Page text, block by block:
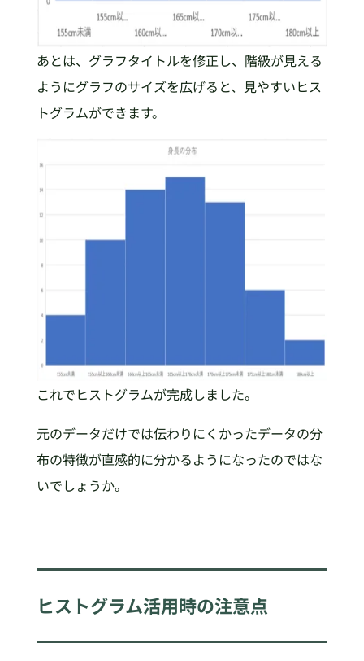
あとは、グラフタイトルを修正し、階級が見える
ようにグラフのサイズを広げると、見やすいヒス
トグラムができます。
これでヒストグラムが完成しました。
元のデータだけでは伝わりにくかったデータの分
布の特徴が直感的に分かるようになったのではな
いでしょうか。
ヒストグラム活用時の注意点